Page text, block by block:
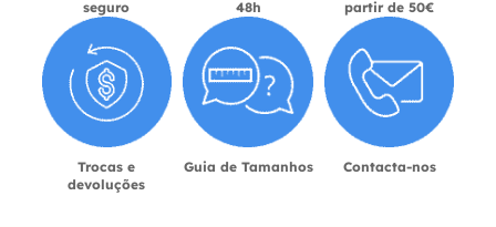
seguro
48h
partir de 50€
Trocas e
devoluções
Guia de Tamanhos Contacta-nos